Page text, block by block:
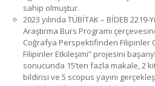
sahip olmuştur.
2023 yılında TÜBİTAK – BİDEB 2219-
Araştırma Burs Programı
Coğrafya Perspektifinden Filipinler
Filipinler Etkileşimi” projesini
sonucunda 15’ten fazla makale, 2
bildirisi ve 5 scopus yayını